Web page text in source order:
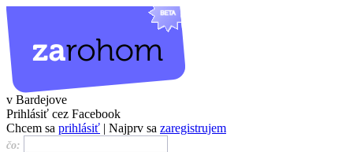
v Bardejove
Prihlásiť cez Facebook
Chcem sa prihlásiť | Najprv sa zaregistrujem
čo: